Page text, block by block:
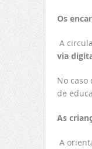
Os
A
via
No caso
de
As
A